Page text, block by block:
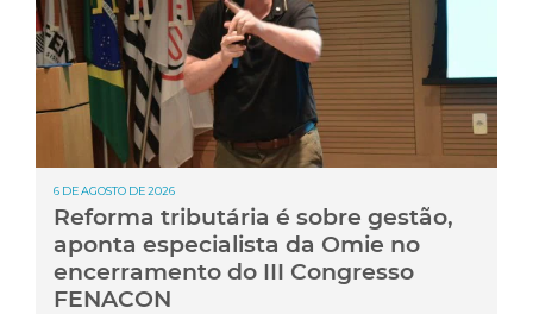
6 DE AGOSTO DE 2026
Reforma tributária é sobre gestão,
aponta especialista da Omie no
encerramento do III Congresso
FENACON